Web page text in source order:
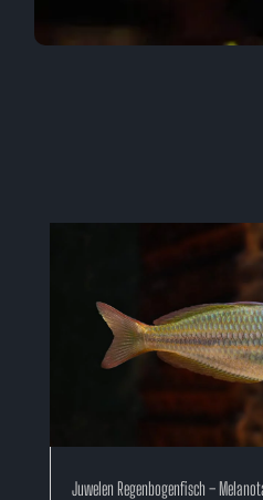
Juwelen Regenbogenfisch –